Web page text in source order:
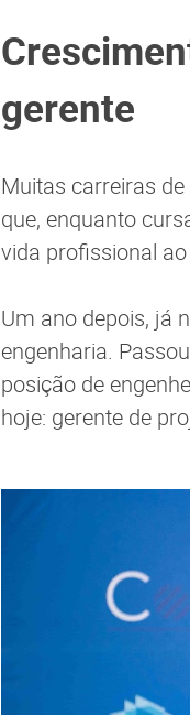
gerente
Muitas carreiras
que, enquanto
vida profissional
Um ano depois, já
engenharia.
posição de
hoje: gerente de